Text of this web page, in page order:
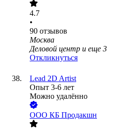
4.7
•
90 отзывов
Москва
Деловой центр и еще 3
Откликнуться
Lead 2D Artist
Опыт 3-6 лет
Можно удалённо
ООО КБ Продакшн